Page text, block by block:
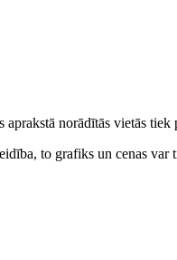
norādītās vietās
to grafiks un cenas var